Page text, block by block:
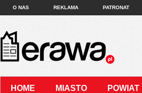
O NAS REKLAMA PATRONAT
HOME MIASTO POWIAT